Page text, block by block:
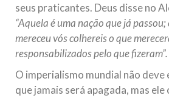
seus praticantes. Deus disse no
“Aquela é uma nação que já
mereceu vós colhereis o que
responsabilizados pelo que fizeram”.
O imperialismo mundial não deve
que jamais será apagada, mas